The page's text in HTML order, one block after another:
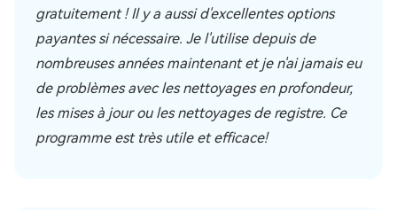
gratuitement ! Il y a aussi d'excellentes options
payantes si nécessaire. Je l'utilise depuis de
nombreuses années maintenant et je n'ai jamais eu
de problèmes avec les nettoyages en profondeur,
les mises à jour ou les nettoyages de registre. Ce
programme est très utile et efficace!